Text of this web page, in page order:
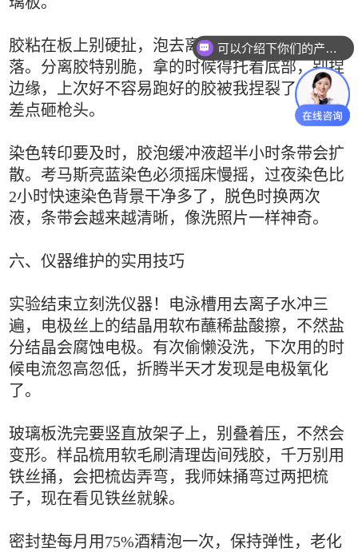
胶粘在板上别硬扯，泡去离子水5分钟自然脱
落。分离胶特别脆，拿的时候得托着底部，别捏
边缘，上次好不容易跑好的胶被我捏裂了，气得
差点砸枪头。
染色转印要及时，胶泡缓冲液超半小时条带会扩
散。考马斯亮蓝染色必须摇床慢摇，过夜染色比
2小时快速染色背景干净多了，脱色时换两次
液，条带会越来越清晰，像洗照片一样神奇。
六、仪器维护的实用技巧
实验结束立刻洗仪器！电泳槽用去离子水冲三
遍，电极丝上的结晶用软布蘸稀盐酸擦，不然盐
分结晶会腐蚀电极。有次偷懒没洗，下次用的时
候电流忽高忽低，折腾半天才发现是电极氧化
了。
玻璃板洗完要竖直放架子上，别叠着压，不然会
变形。样品梳用软毛刷清理齿间残胶，千万别用
铁丝捅，会把梳齿弄弯，我师妹捅弯过两把梳
子，现在看见铁丝就躲。
密封垫每月用75%酒精泡一次，保持弹性，老化